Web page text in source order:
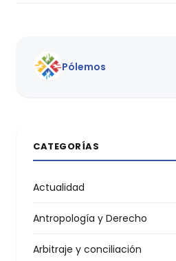
Pólemos
CATEGORÍAS
Actualidad
Antropología y Derecho
Arbitraje y conciliación